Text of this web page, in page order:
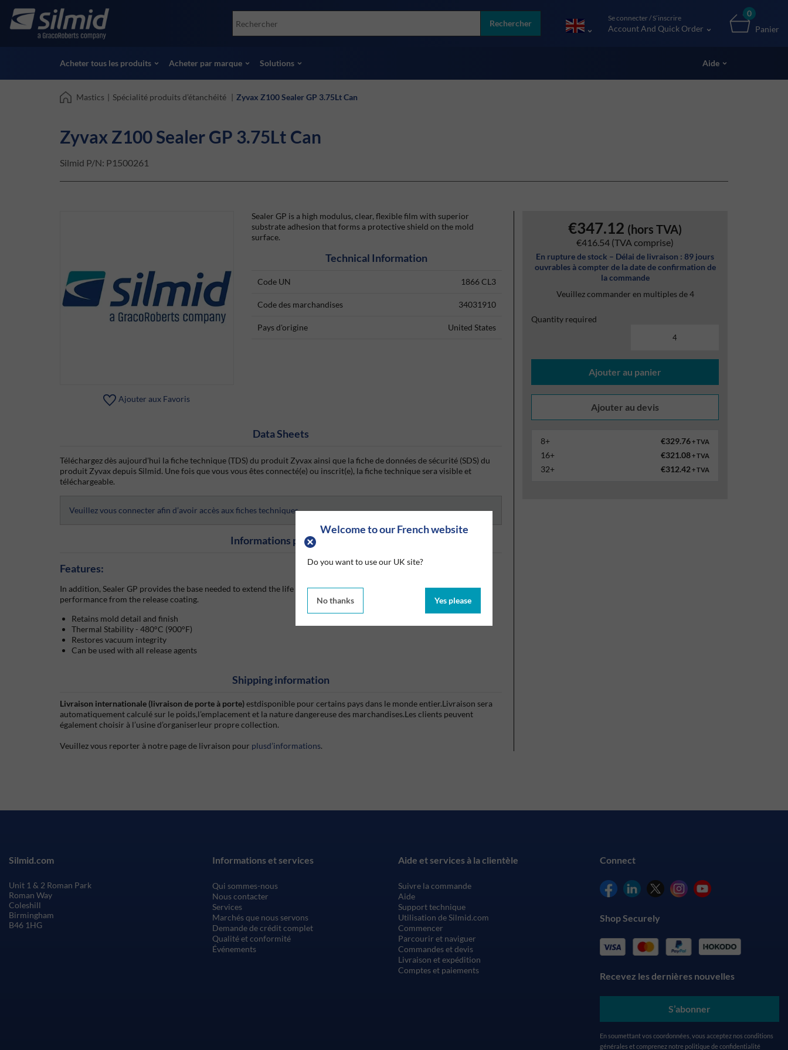
Welcome to our French website
Do you want to use our UK site?
No thanks Yes please
main
Accessories
Essais non destructifs (NDT)
Voir tous les produits
Socomore
Skydrol
Rechercher
Se connecter / S’inscrire
Account And Quick Order
0
Panier
Acheter tous les produits Acheter par marque Solutions Aide
Mastics | Spécialité produits d’étanchéité | Zyvax Z100 Sealer GP 3.75Lt Can
Zyvax Z100 Sealer GP 3.75Lt Can
Silmid P/N: P1500261
Ajouter aux Favoris
€347.12 (hors TVA)
€416.54 (TVA comprise)
En rupture de stock – Délai de livraison : 89 jours
ouvrables à compter de la date de confirmation de
la commande
Veuillez commander en multiples de 4
Quantity required
Ajouter au panier
8+ €329.76+ TVA
16+ €321.08+ TVA
32+ €312.42 + TVA
Sealer GP is a high modulus, clear, flexible film with superior
substrate adhesion that forms a protective shield on the mold
surface.
Technical Information
Code UN 1866 CL3
Code des marchandises 34031910
Pays d'origine United States
Data Sheets
Téléchargez dès aujourd'hui la fiche technique (TDS) du produit Zyvax ainsi que la fiche de données de sécurité (SDS) du
produit Zyvax depuis Silmid. Une fois que vous vous êtes connecté(e) ou inscrit(e), la fiche technique sera visible et
téléchargeable.
Veuillez vous connecter afin d’avoir accès aux fiches techniques
Informations produits
Features:
In addition, Sealer GP provides the base needed to extend the life of the release coating and will allow optimal
performance from the release coating.
Retains mold detail and finish
Thermal Stability - 480°C (900°F)
Restores vacuum integrity
Can be used with all release agents
Shipping information
Livraison internationale (livraison de porte à porte)estdisponible pour certains pays dans le monde entier.Livraison sera
automatiquement calculé sur le poids,l’emplacement et la nature dangereuse des marchandises.Les clients peuvent
également choisir à l’usine d’organiserleur propre collection.
Veuillez vous reporter à notre page de livraison pour plusd’informations.
Informations et services
Qui sommes-nous
Nous contacter
Services
Marchés que nous servons
Demande de crédit complet
Qualité et conformité
Événements
Aide et services à la clientèle
Suivre la commande
Aide
Support technique
Utilisation de Silmid.com
Commencer
Parcourir et naviguer
Commandes et devis
Livraison et expédition
Comptes et paiements
Connect
Shop Securely
Recevez les dernières nouvelles
S’abonner
En soumettant vos coordonnées, vous acceptez nos conditions
générales et comprenez notre politique de confidentialité
Silmid.com
Unit 1 & 2 Roman Park
Roman Way
Coleshill
Birmingham
B46 1HG